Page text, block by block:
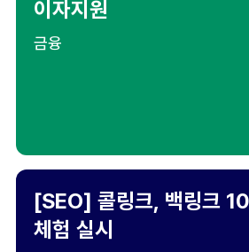
이자지원
금융
[SEO] 콜링크, 백링크
체험 실시